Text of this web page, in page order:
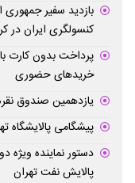
بازدید سفیر جمهوری
کنسولگری ایران در
پرداخت بدون کارت
خریدهای حضوری
یازدهمین صندوق
پیشگامی
دستور نماینده
پالایش نفت تهران